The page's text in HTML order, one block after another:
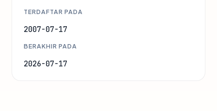
TERDAFTAR PADA
2007-07-17
BERAKHIR PADA
2026-07-17